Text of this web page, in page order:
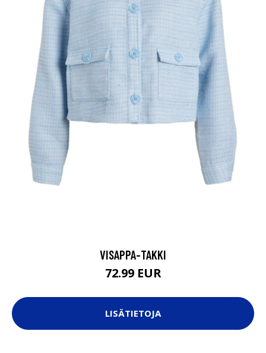
VISAPPA-TAKKI
72.99 EUR
LISÄTIETOJA